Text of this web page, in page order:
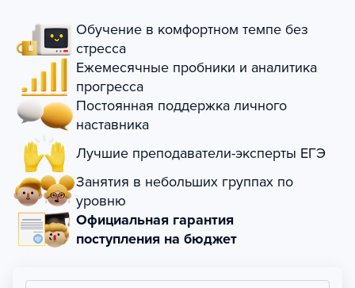
Обучение в комфортном темпе без
стресса
Ежемесячные пробники и аналитика
прогресса
Постоянная поддержка личного
наставника
Лучшие преподаватели-эксперты ЕГЭ
Занятия в небольших группах по
уровню
Официальная гарантия
поступления на бюджет